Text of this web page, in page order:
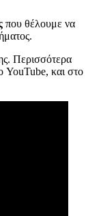
που θέλουμε να
Περισσότερα
YouTube, και στο